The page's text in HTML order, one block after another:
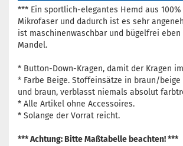
*** Ein sportlich-elegantes Hemd aus
Mikrofaser und dadurch ist es sehr
ist maschinenwaschbar und bügelfrei eben
Mandel.
* Button-Down-Kragen, damit der Kragen
* Farbe Beige. Stoffeinsätze in braun/
und braun, verblasst niemals absolut
* Alle Artikel ohne Accessoires.
* Solange der Vorrat reicht.
*** Achtung: Bitte Maßtabelle beachten! ***